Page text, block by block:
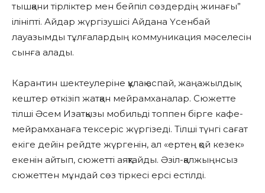
тышқани тірліктер мен бейпіл сөздердің жинағы”
ілініпті. Айдар жүргізушісі Айдана Үсенбай
лауазымды тұлғалардың коммуникация мәселесін
сынға алады.
Карантин шектеулеріне құлақ аспай, жаңажылдық
кештер өткізіп жатқан мейрамханалар. Сюжетте
тілші Әсем Изатқызы мобильді топпен бірге кафе-
мейрамханаға тексеріс жүргізеді. Тілші түнгі сағат
екіге дейін рейдте жүргенін, ал «ертең қой кезек»
екенін айтып, сюжетті аяқтайды. Әзіл-қалжыңнсыз
сюжеттен мұндай сөз тіркесі ерсі естілді.